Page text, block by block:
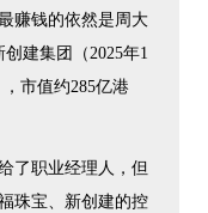
赚钱的依然是周大
建集团（2025年1
市值约285亿港
了职业经理人，但
珠宝、新创建的控